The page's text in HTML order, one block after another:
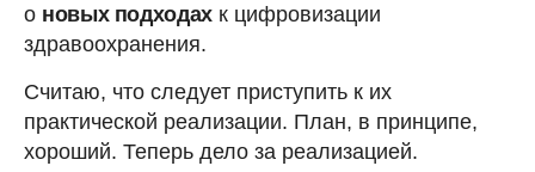
о новых подходахк цифровизации
здравоохранения.
Считаю, что следует приступить к их
практической реализации. План, в принципе,
хороший. Теперь дело за реализацией.